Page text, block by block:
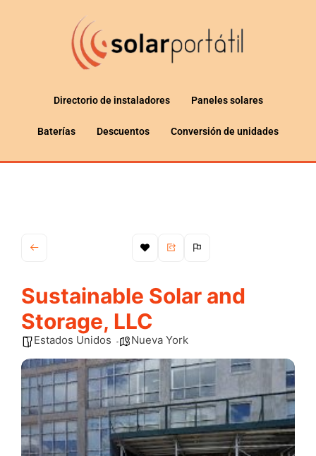
Directorio de instaladores Paneles solares
Baterías Descuentos Conversión de unidades
Sustainable Solar and
Storage, LLC
Estados Unidos Nueva York